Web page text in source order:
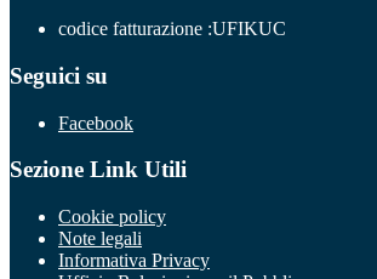
codice fatturazione :UFIKUC
Seguici su
Facebook
Sezione Link Utili
Cookie policy
Note legali
Informativa Privacy